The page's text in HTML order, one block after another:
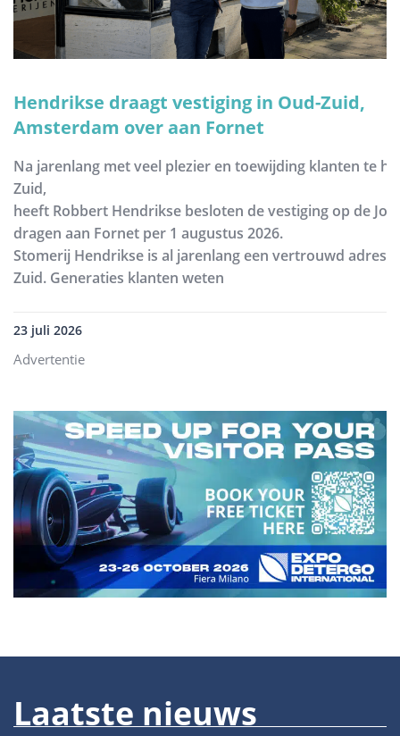
Hendrikse draagt vestiging in Oud-Zuid,
Amsterdam over aan Fornet
Na jarenlang met veel plezier en toewijding klanten te
Zuid,
heeft Robbert Hendrikse besloten de vestiging op de
dragen aan Fornet per 1 augustus 2026.
Stomerij Hendrikse is al jarenlang een vertrouwd adres
Zuid. Generaties klanten weten
23 juli 2026
Advertentie
Laatste nieuws